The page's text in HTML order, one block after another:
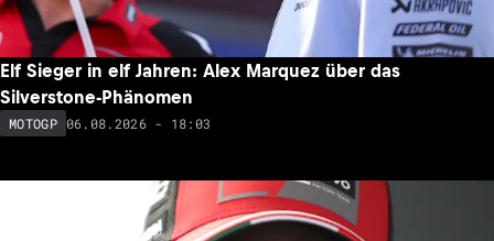
Elf Sieger in elf Jahren: Alex Marquez über das
Silverstone-Phänomen
MOTOGP 06.08.2026 - 18:03